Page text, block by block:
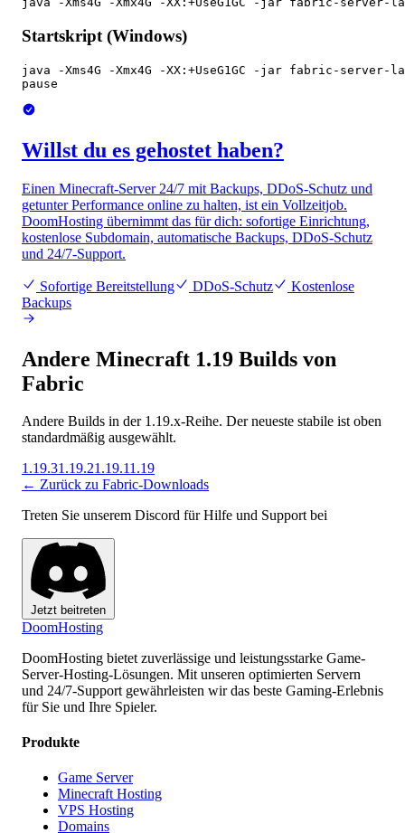
Startskript (Windows)
java -Xms4G -Xmx4G -XX:+UseG1GC -jar fabric-server-
pause
Willst du es gehostet haben?
Einen Minecraft-Server 24/7 mit Backups, DDoS-Schutz und
getunter Performance online zu halten, ist ein Vollzeitjob.
DoomHosting übernimmt das für dich: sofortige Einrichtung,
kostenlose Subdomain, automatische Backups, DDoS-Schutz
und 24/7-Support.
Sofortige Bereitstellung DDoS-Schutz
Kostenlose
Backups
Andere Minecraft 1.19 Builds von
Fabric
Andere Builds in der 1.19.x-Reihe. Der neueste stabile ist oben
standardmäßig ausgewählt.
1.19.31.19.21.19.11.19
← Zurück zu Fabric-Downloads
Treten Sie unserem Discord für Hilfe und Support bei
Jetzt beitreten
DoomHosting
DoomHosting bietet zuverlässige und leistungsstarke Game-
Server-Hosting-Lösungen. Mit unseren optimierten Servern
und 24/7-Support gewährleisten wir das beste Gaming-Erlebnis
für Sie und Ihre Spieler.
Produkte
Game Server
Minecraft Hosting
VPS Hosting
Domains